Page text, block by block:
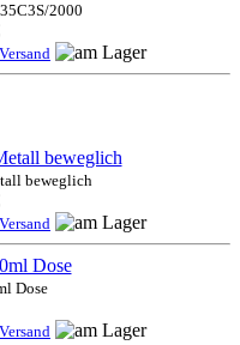
2000
Versand
beweglich
Versand
Dose
Versand